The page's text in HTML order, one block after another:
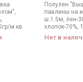
м.кв
Полулен
павлины на
ш.1.5м, лен-
хлопок-70%,
Нет в